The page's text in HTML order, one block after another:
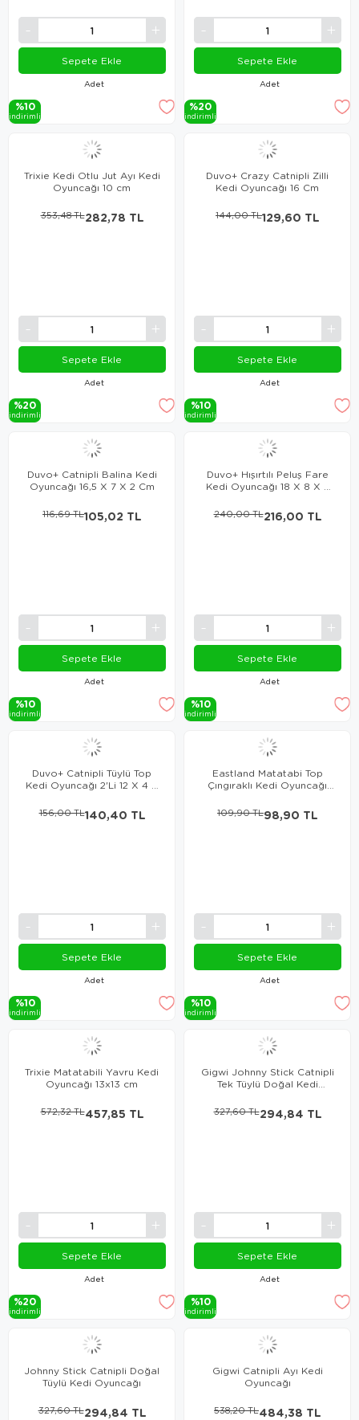
Adet
Sepete Ekle
%10
i̇ndi̇ri̇mli̇
Adet
Sepete Ekle
%20
i̇ndi̇ri̇mli̇
Trixie Kedi Otlu Jut Ayı Kedi
Oyuncağı 10 cm
Adet
282,78 TL
353,48 TL
Sepete Ekle
%20
i̇ndi̇ri̇mli̇
Duvo+ Crazy Catnipli Zilli
Kedi Oyuncağı 16 Cm
Adet
129,60 TL
144,00 TL
Sepete Ekle
%10
i̇ndi̇ri̇mli̇
Duvo+ Catnipli Balina Kedi
Oyuncağı 16,5 X 7 X 2 Cm
Adet
105,02 TL
116,69 TL
Sepete Ekle
%10
i̇ndi̇ri̇mli̇
Duvo+ Hışırtılı Peluş Fare
Kedi Oyuncağı 18 X 8 X 2
Adet
216,00 TL
240,00 TL
Sepete Ekle
%10
i̇ndi̇ri̇mli̇
Duvo+ Catnipli Tüylü Top
Kedi Oyuncağı 2'Li 12 X 4 X
Adet
140,40 TL
156,00 TL
Sepete Ekle
%10
i̇ndi̇ri̇mli̇
Eastland Matatabi Top
Çıngıraklı Kedi Oyuncağı
Adet
98,90 TL
109,90 TL
Sepete Ekle
%10
i̇ndi̇ri̇mli̇
Trixie Matatabili Yavru Kedi
Oyuncağı 13x13 cm
Adet
457,85 TL
572,32 TL
Sepete Ekle
%20
i̇ndi̇ri̇mli̇
Gigwi Johnny Stick Catnipli
Tek Tüylü Doğal Kedi
Adet
294,84 TL
327,60 TL
Sepete Ekle
%10
i̇ndi̇ri̇mli̇
Johnny Stick Catnipli Doğal
Tüylü Kedi Oyuncağı
294,84 TL
327,60 TL
Gigwi Catnipli Ayı Kedi
Oyuncağı
484,38 TL
538,20 TL